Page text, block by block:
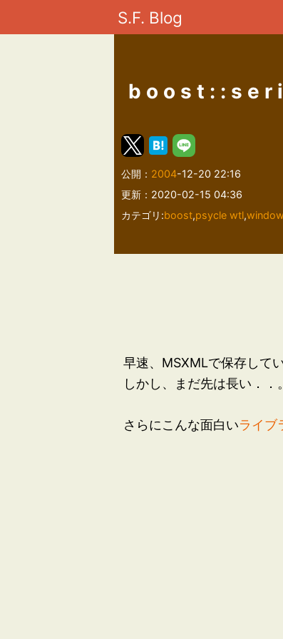
S.F. Blog
公開： 2004-12-20 22:16
更新：2020-02-15 04:36
カテゴリ:boost,psycle wtl,
早速、MSXMLで保存して
しかし、まだ先は長い．．。
さらにこんな面白いライブ